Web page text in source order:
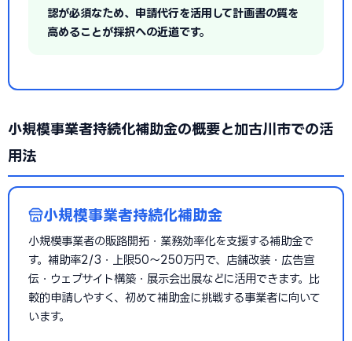
認が必須なため、申請代行を活用して計画書の質を
高めることが採択への近道です。
小規模事業者持続化補助金の概要と加古川市での活
用法
小規模事業者持続化補助金
小規模事業者の販路開拓・業務効率化を支援する補助金で
す。補助率2/3・上限50〜250万円で、店舗改装・広告宣
伝・ウェブサイト構築・展示会出展などに活用できます。比
較的申請しやすく、初めて補助金に挑戦する事業者に向いて
います。